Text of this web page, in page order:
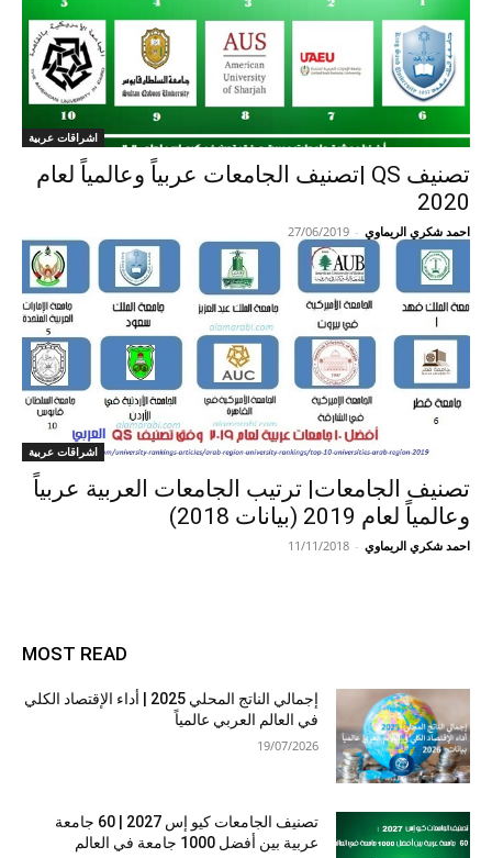
اشراقات عربية
تصنيف QS |تصنيف الجامعات عربياً وعالمياً لعام
2020
احمد شكري الريماوي -
27/06/2019
اشراقات عربية
تصنيف الجامعات| ترتيب الجامعات العربية عربياً
وعالمياً لعام 2019 (بيانات 2018)
احمد شكري الريماوي -
11/11/2018
MOST READ
إجمالي الناتج المحلي 2025 | أداء الإقتصاد الكلي
في العالم العربي عالمياً
19/07/2026
تصنيف الجامعات كيو إس 2027 | 60 جامعة
عربية بين أفضل 1000 جامعة في العالم